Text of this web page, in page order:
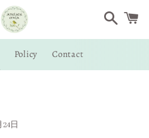
Search
Policy Contact
24日